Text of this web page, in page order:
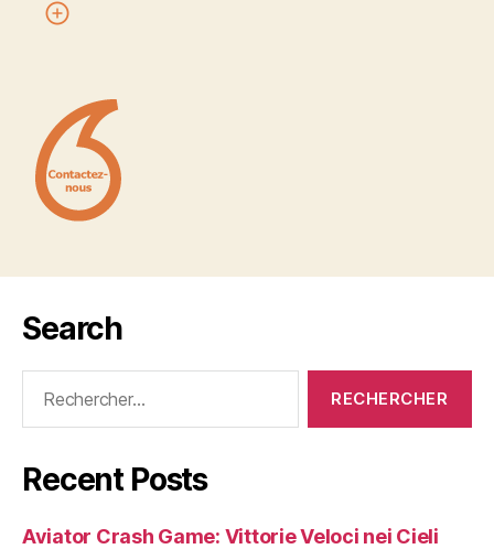
Search
Recent Posts
Aviator Crash Game: Vittorie Veloci nei Cieli